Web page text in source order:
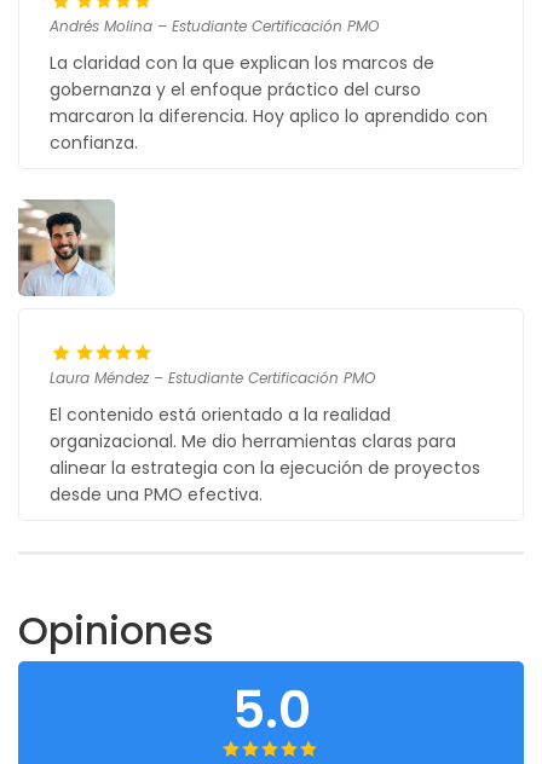
Andrés Molina – Estudiante Certificación PMO
La claridad con la que explican los marcos de
gobernanza y el enfoque práctico del curso
marcaron la diferencia. Hoy aplico lo aprendido con
confianza.
Laura Méndez – Estudiante Certificación PMO
El contenido está orientado a la realidad
organizacional. Me dio herramientas claras para
alinear la estrategia con la ejecución de proyectos
desde una PMO efectiva.
Opiniones
5.0